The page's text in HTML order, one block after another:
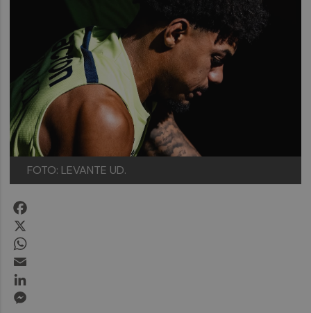
FOTO: LEVANTE UD.